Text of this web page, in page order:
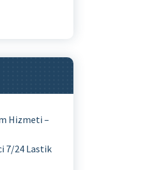
Hizmeti –
7/24 Lastik